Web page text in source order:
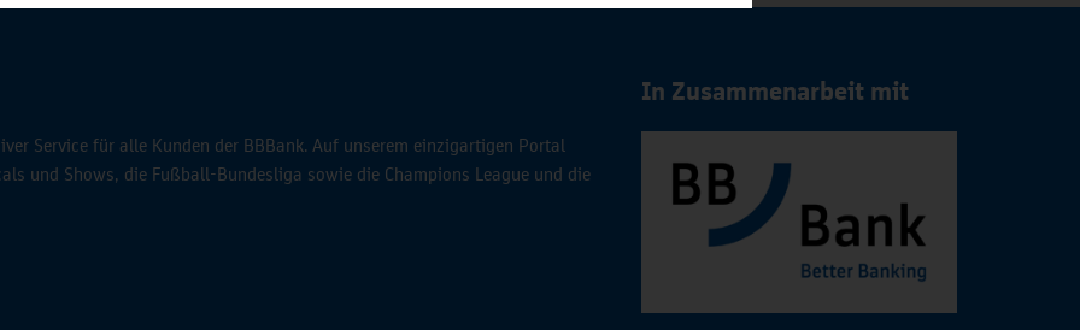
Service für alle Kunden der BBBank. Auf unserem einzigartigen Portal
und Shows, die Fußball-Bundesliga sowie die Champions League und die
In Zusammenarbeit mit